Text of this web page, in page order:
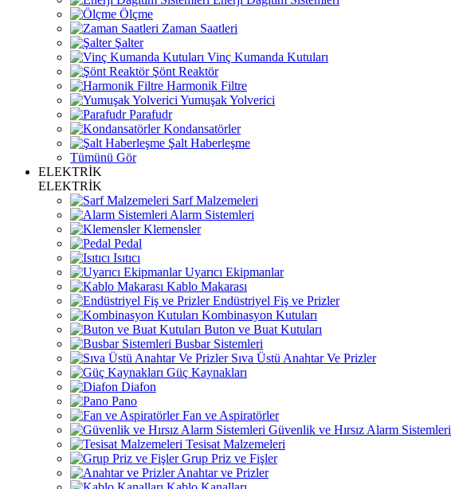
Ölçme
Zaman Saatleri
Şalter
Vinç Kumanda Kutuları
Şönt Reaktör
Harmonik Filtre
Yumuşak Yolverici
Parafudr
Kondansatörler
Şalt Haberleşme
Tümünü Gör
ELEKTRİK
ELEKTRİK
Sarf Malzemeleri
Alarm Sistemleri
Klemensler
Pedal
Isıtıcı
Uyarıcı Ekipmanlar
Kablo Makarası
Endüstriyel Fiş ve Prizler
Kombinasyon Kutuları
Buton ve Buat Kutuları
Busbar Sistemleri
Sıva Üstü Anahtar Ve Prizler
Güç Kaynakları
Diafon
Pano
Fan ve Aspiratörler
Güvenlik ve Hırsız Alarm Sistemleri
Tesisat Malzemeleri
Grup Priz ve Fişler
Anahtar ve Prizler